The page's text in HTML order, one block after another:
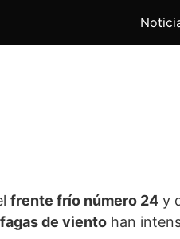
frente frío número 24 y
de viento han